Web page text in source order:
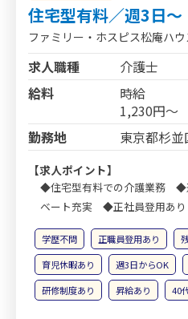
住宅型有料／週3日～
ファミリー・ホスピス松庵ハウ
求人職種
介護士
給料
時給
1,230円～
勤務地
東京都杉
【求人ポイント】
◆住宅型有料での介護業務
ベート充実 ◆正社員登用あ
学歴不問 正職員登用あり
育児休暇あり
週3日からOK
研修制度あり
昇給あり 40